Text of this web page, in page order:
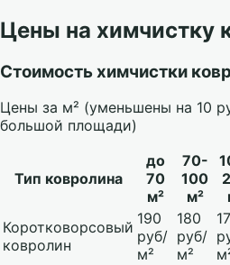
Цены на химчистку
Стоимость химчистки
Цены за м² (уменьшены на 10
большой площади)
Тип ковролина
до
70
м²
70-
100
м²
Коротковорсовый
ковролин
190
руб/
м²
180
руб/
м²